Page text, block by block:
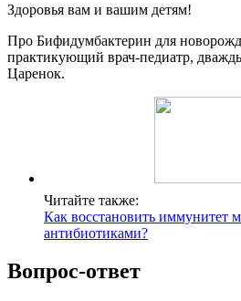
Здоровья вам и вашим детям!
Про Бифидумбактерин для
практикующий врач-педиатр,
Царенок.
Читайте также:
Как восстановить иммунитет
антибиотиками?
Вопрос-ответ